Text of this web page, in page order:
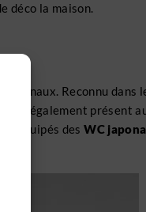
déco la maison.
Reconnu dans
est également présent
équipés desWC